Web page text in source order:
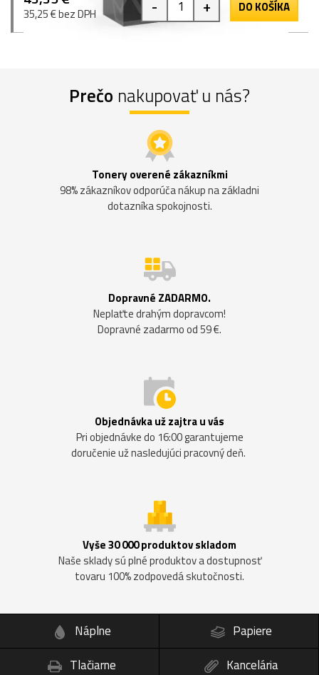
35,25 € bez DPH - + DO KOŠÍKA
Prečo nakupovať u nás?
Tonery overené zákazníkmi
98% zákazníkov odporúča nákup na základni
dotazníka spokojnosti.
Dopravné ZADARMO.
Neplaťte drahým dopravcom!
Dopravné zadarmo od 59 €.
Objednávka už zajtra u vás
Pri objednávke do 16:00 garantujeme
doručenie už nasledujúci pracovný deň.
Vyše 30 000 produktov skladom
Naše sklady sú plné produktov a dostupnosť
tovaru 100% zodpovedá skutočnosti.
Náplne
Papiere
Tlačiarne
Kancelária